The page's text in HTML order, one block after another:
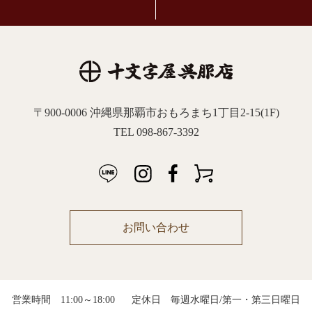
〒900-0006 沖縄県那覇市おもろまち1丁目2-15(1F)
TEL 098-867-3392
お問い合わせ
営業時間 11:00～18:00 定休日 毎週水曜日/第一・第三日曜日